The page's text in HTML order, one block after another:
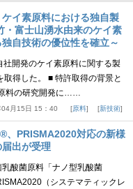
イ素原料における独自製
・富士山湧水由来のケイ素
自技術の優位性を確立～
開発のケイ素原料に関する製
得した。 ■ 特許取得の背景と
料の研究開発に……
月15日 15：40 原料 新技術
、PRISMA2020対応の新様
出が受理
酸菌原料「ナノ型乳酸菌
（システマティックレ